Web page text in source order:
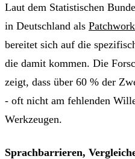
Laut dem Statistischen
in Deutschland als
bereitet sich auf die
die damit kommen. Die
zeigt, dass über 60 % der
- oft nicht am fehlenden
Werkzeugen.
Sprachbarrieren,